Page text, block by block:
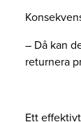
– Då kan
returnera
Ett